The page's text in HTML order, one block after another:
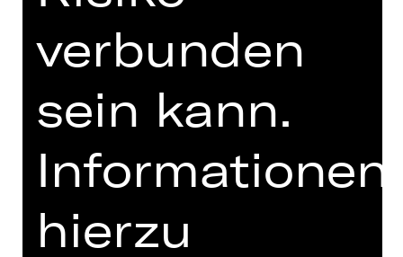
UNTERSTÜTZUNG
OPERA VIVA
verbunden
sein kann.
Informationen
hierzu